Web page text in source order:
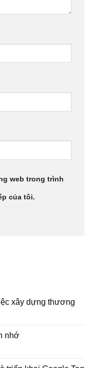
web trong trình
của tôi.
xây dựng thương
nhớ